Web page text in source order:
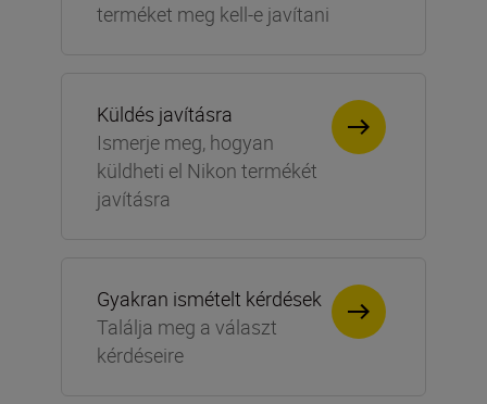
terméket meg kell-e javítani
Küldés javításra
Ismerje meg, hogyan
küldheti el Nikon termékét
javításra
Gyakran ismételt kérdések
Találja meg a választ
kérdéseire